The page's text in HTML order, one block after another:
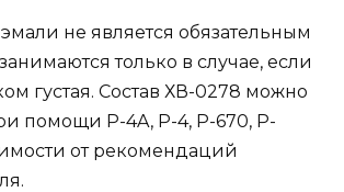
не является обязательным
только в случае, если
густая. Состав ХВ-0278 можно
помощи P-4A, P-4, P-670, P-
от рекомендаций